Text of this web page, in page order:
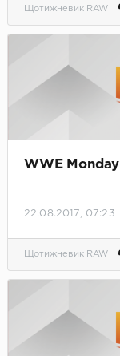
Щотижневик RAW
WWE
22.08.2017, 07:23
Щотижневик RAW